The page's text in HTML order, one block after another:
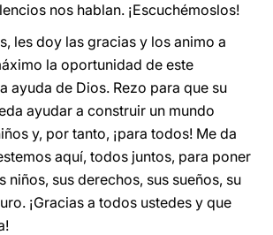
nos hablan. ¡Escuchémoslos!
les doy las gracias y los animo a
la oportunidad de este
ayuda de Dios. Rezo para que su
ayudar a construir un mundo
y, por tanto, ¡para todos! Me da
aquí, todos juntos, para poner
niños, sus derechos, sus sueños, su
¡Gracias a todos ustedes y que